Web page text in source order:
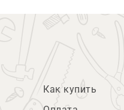
Как купить